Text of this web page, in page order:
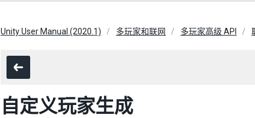
Unity User Manual (2020.1) 多玩家和联网 多玩家高级 API
自定义玩家生成